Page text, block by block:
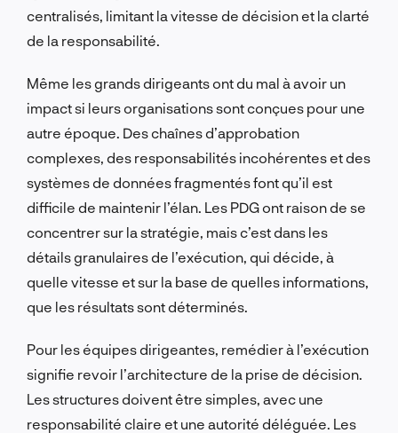
centralisés, limitant la vitesse de décision et la clarté
de la responsabilité.
Même les grands dirigeants ont du mal à avoir un
impact si leurs organisations sont conçues pour une
autre époque. Des chaînes d’approbation
complexes, des responsabilités incohérentes et des
systèmes de données fragmentés font qu’il est
difficile de maintenir l’élan. Les PDG ont raison de se
concentrer sur la stratégie, mais c’est dans les
détails granulaires de l’exécution, qui décide, à
quelle vitesse et sur la base de quelles informations,
que les résultats sont déterminés.
Pour les équipes dirigeantes, remédier à l’exécution
signifie revoir l’architecture de la prise de décision.
Les structures doivent être simples, avec une
responsabilité claire et une autorité déléguée. Les